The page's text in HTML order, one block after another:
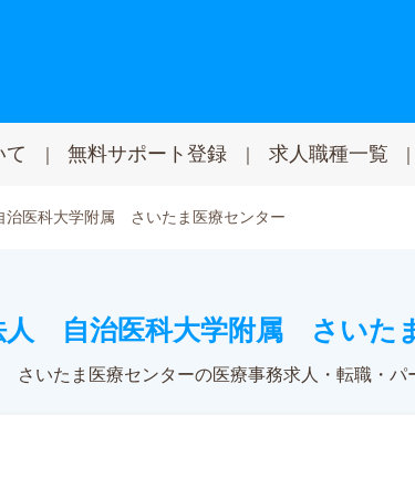
て 無料サポート登録 求人職種一覧
医科大学附属 さいたま医療センター
人 自治医科大学附属 さいた
いたま医療センターの医療事務求人・転職・パ